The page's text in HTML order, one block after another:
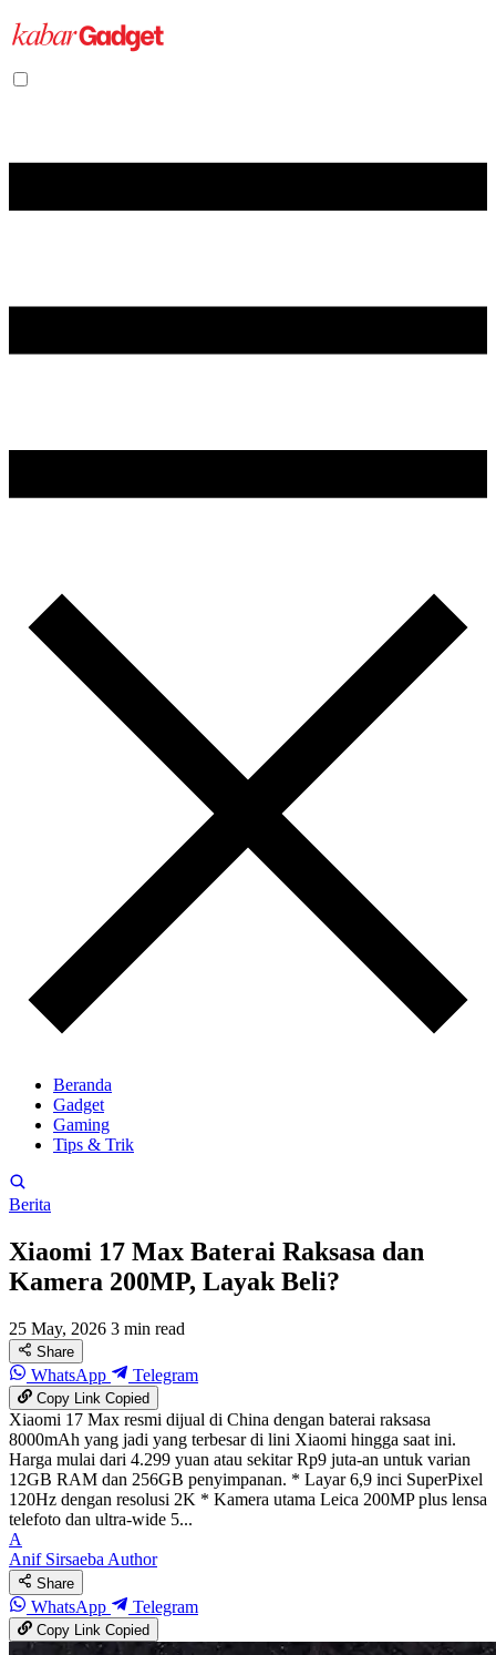
Beranda
Gadget
Gaming
Tips & Trik
Berita
Xiaomi 17 Max Baterai Raksasa dan
Kamera 200MP, Layak Beli?
25 May, 2026 3 min read
Share
WhatsApp Telegram
Copy LinkCopied
Xiaomi 17 Max resmi dijual di China dengan baterai raksasa
8000mAh yang jadi yang terbesar di lini Xiaomi hingga saat ini.
Harga mulai dari 4.299 yuan atau sekitar Rp9 juta-an untuk varian
12GB RAM dan 256GB penyimpanan. * Layar 6,9 inci SuperPixel
120Hz dengan resolusi 2K * Kamera utama Leica 200MP plus lensa
telefoto dan ultra-wide 5...
A
Anif SirsaebaAuthor
Share
WhatsApp Telegram
Copy LinkCopied